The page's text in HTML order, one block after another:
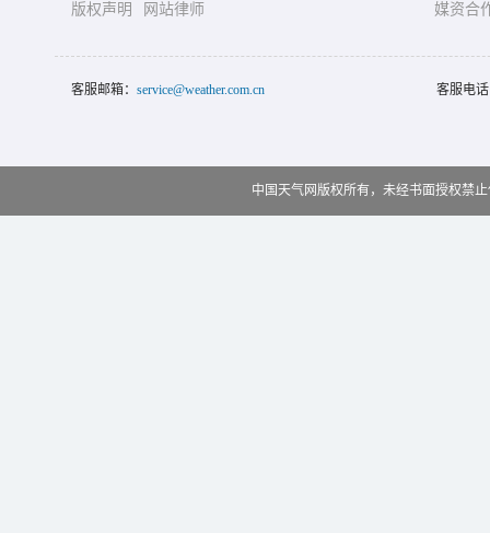
版权声明
网站律师
媒资合
客服邮箱： service@weather.com.cn 客服电
中国天气网版权所有，未经书面授权